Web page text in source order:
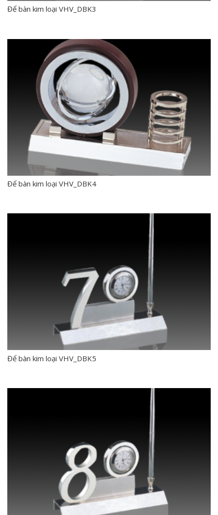
Để bàn kim loại VHV_DBK3
Để bàn kim loại VHV_DBK4
Để bàn kim loại VHV_DBK5